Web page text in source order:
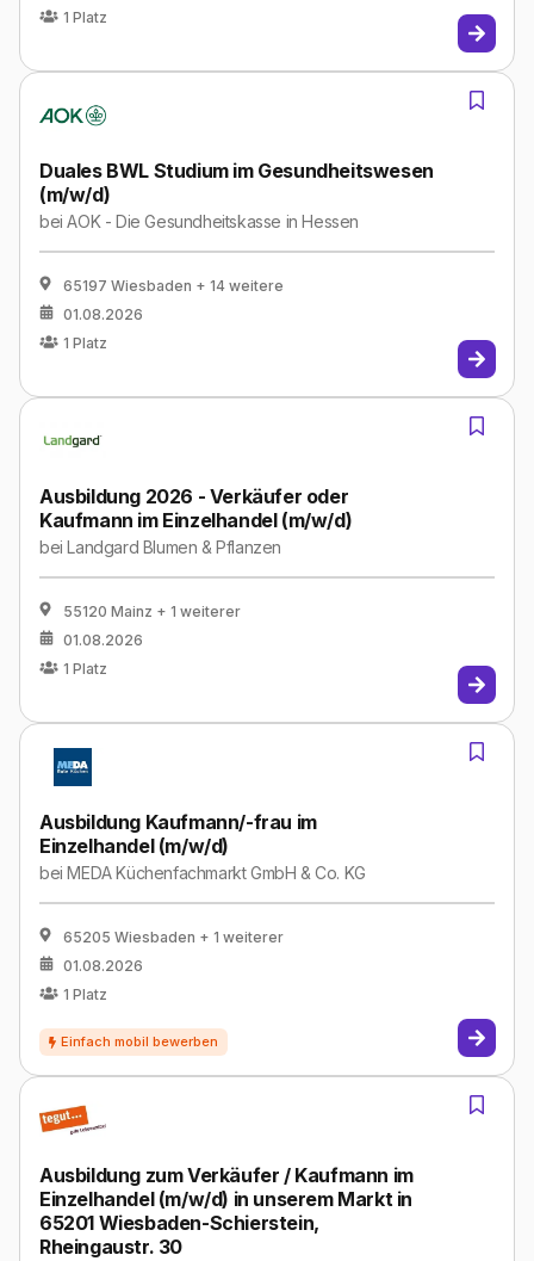
1 Platz
Duales BWL Studium im Gesundheitswesen
(m/w/d)
beiAOK - Die Gesundheitskasse in Hessen
65197 Wiesbaden + 14 weitere
01.08.2026
1 Platz
Ausbildung 2026 - Verkäufer oder
Kaufmann im Einzelhandel (m/w/d)
beiLandgard Blumen & Pflanzen
55120 Mainz + 1 weiterer
01.08.2026
1 Platz
Ausbildung Kaufmann/-frau im
Einzelhandel (m/w/d)
beiMEDA Küchenfachmarkt GmbH & Co. KG
65205 Wiesbaden + 1 weiterer
01.08.2026
1 Platz
Ausbildung zum Verkäufer / Kaufmann im
Einzelhandel (m/w/d) in unserem Markt in
65201 Wiesbaden-Schierstein,
Rheingaustr. 30